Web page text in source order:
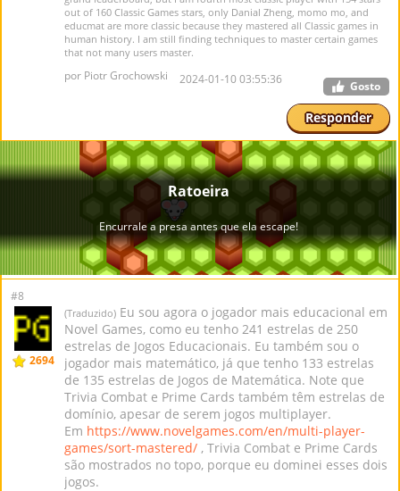
out of 160 Classic Games stars, only Danial Zheng, momo mo, and
educmat are more classic because they mastered all Classic games in
human history. I am still finding techniques to master certain games
that not many users master.
por Piotr Grochowski 2024-01-10 03:55:36 Gosto
Responder
#8
2694
(Traduzido) Eu sou agora o jogador mais educacional em
Novel Games, como eu tenho 241 estrelas de 250
estrelas de Jogos Educacionais. Eu também sou o
jogador mais matemático, já que tenho 133 estrelas
de 135 estrelas de Jogos de Matemática. Note que
Trivia Combat e Prime Cards também têm estrelas de
domínio, apesar de serem jogos multiplayer.
Em https://www.novelgames.com/en/multi-player-
games/sort-mastered/ , Trivia Combat e Prime Cards
são mostrados no topo, porque eu dominei esses dois
jogos.